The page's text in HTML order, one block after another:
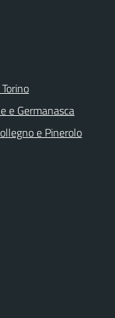
e Germanasca
e Pinerolo